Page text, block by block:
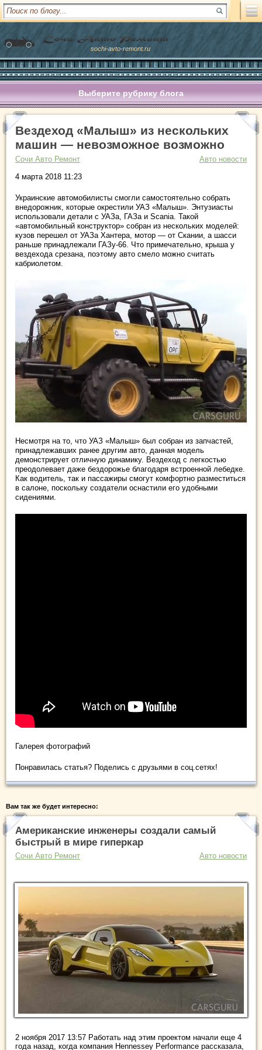
sochi-avto-remont.ru
Выберите рубрику блога
Вездеход «Малыш» из нескольких
машин — невозможное возможно
Сочи Авто Ремонт
Авто новости
4 марта 2018 11:23
Украинские автомобилисты смогли самостоятельно собрать
внедорожник, которые окрестили УАЗ «Малыш». Энтузиасты
использовали детали с УАЗа, ГАЗа и Scania. Такой
«автомобильный конструктор» собран из нескольких моделей:
кузов перешел от УАЗа Хантера, мотор — от Скании, а шасси
раньше принадлежали ГАЗу-66. Что примечательно, крыша у
вездехода срезана, поэтому авто смело можно считать
кабриолетом.
Несмотря на то, что УАЗ «Малыш» был собран из запчастей,
принадлежавших ранее другим авто, данная модель
демонстрирует отличную динамику. Вездеход с легкостью
преодолевает даже бездорожье благодаря встроенной лебедке.
Как водитель, так и пассажиры смогут комфортно разместиться
в салоне, поскольку создатели оснастили его удобными
сидениями.
Галерея фотографий
Понравилась статья? Поделись с друзьями в соц.сетях!
Вам так же будет интересно:
Американские инженеры создали самый
быстрый в мире гиперкар
Сочи Авто Ремонт Авто новости
2 ноября 2017 13:57 Работать над этим проектом начали еще 4
года назад, когда компания Hennessey Performance рассказала,